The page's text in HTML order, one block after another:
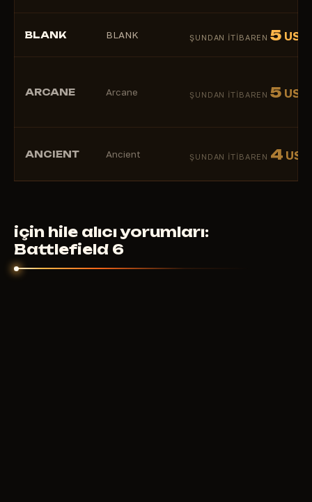
BLANK BLANK ŞUNDAN ITIBAREN 5 USD
ARCANE Arcane ŞUNDAN ITIBAREN 5 USD
ANCIENT Ancient ŞUNDAN ITIBAREN 4 USD
için hile alıcı yorumları:
Battlefield 6